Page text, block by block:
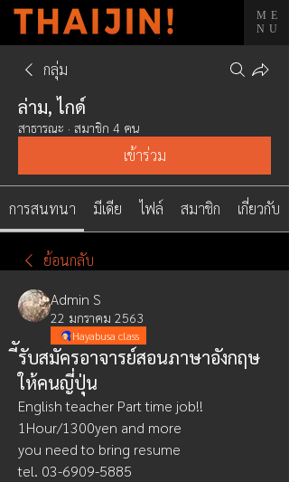
ME
NU
กลุ่ม
ล่าม, ไกด์
สาธารณะ · สมาชิก 4 คน
เข้าร่วม
การสนทนา มีเดีย ไฟล์ สมาชิก เกี่ยวกับ
ย้อนกลับ
Admin S
22 มกราคม 2563
Hayabusa class
ีัรับสมัครอาจารย์สอนภาษาอังกฤษ
ให้คนญี่ปุ่น
English teacher Part time job!!
1Hour/1300yen and more
you need to bring resume
tel. 03-6909-5885